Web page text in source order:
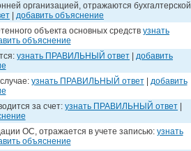
организацией, отражаются бухгалтерской
добавить объяснение
объекта основных средств узнать
объяснение
узнать ПРАВИЛЬНЫЙ ответ
добавить
узнать ПРАВИЛЬНЫЙ ответ| добавить
за счет: узнать ПРАВИЛЬНЫЙ ответ
ОС, отражается в учете записью: узнать
объяснение